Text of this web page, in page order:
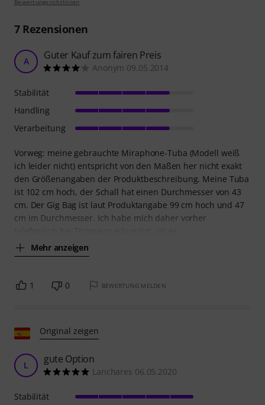
7Rezensionen
A Guter Kauf zum fairen Preis
Anonym 09.05.2014
Vorweg: meine gebrauchte Miraphone-Tuba (Modell weiß
ich leider nicht) entspricht von den Maßen her nicht exakt
den Größenangaben der Produktbeschreibung. Meine Tuba
ist 102 cm hoch, der Schall hat einen Durchmesser von 43
cm. Der Gig Bag ist laut Produktangabe 99 cm hoch und 47
cm im Durchmesser. Ich habe mich daher vorher
Mehr anzeigen
Stabilität
Handling
Verarbeitung
1 0 BEWERTUNG MELDEN
Original zeigen
L gute Option
Lanchares 06.05.2020
Stabilität